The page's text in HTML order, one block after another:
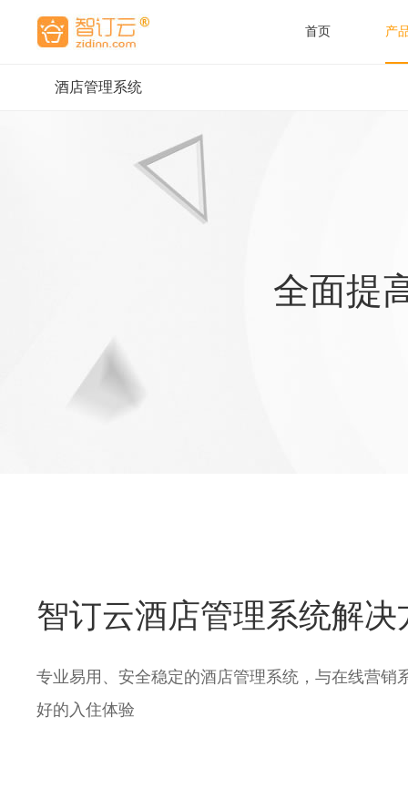
首页 产
酒店管理系统
全面提
智订云酒店管理系统解决
专业易用、安全稳定的酒店管理系统，与在线营
好的入住体验